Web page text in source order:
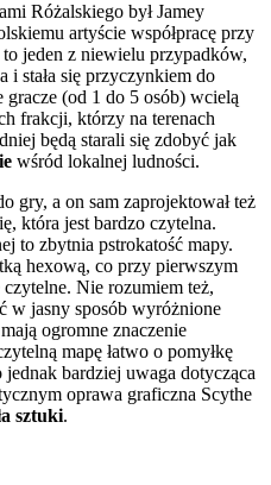
Różalskiego był Jamey
artyście współpracę przy
jeden z niewielu przypadków,
i stała się przyczynkiem do
(od 1 do 5 osób) wcielą
frakcji, którzy na terenach
będą starali się zdobyć jak
wśród lokalnej ludności.
gry, a on sam zaprojektował też
która jest bardzo czytelna.
to zbytnia pstrokatość mapy.
hexową, co przy pierwszym
Nie rozumiem też,
w jasny sposób wyróżnione
ogromne znaczenie
mapę łatwo o pomyłkę
bardziej uwaga dotycząca
oprawa graficzna Scythe
sztuki.